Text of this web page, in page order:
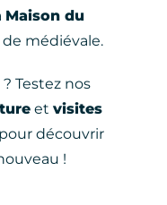
Maison du
médiévale.
Testez nos
et visites
découvrir
!